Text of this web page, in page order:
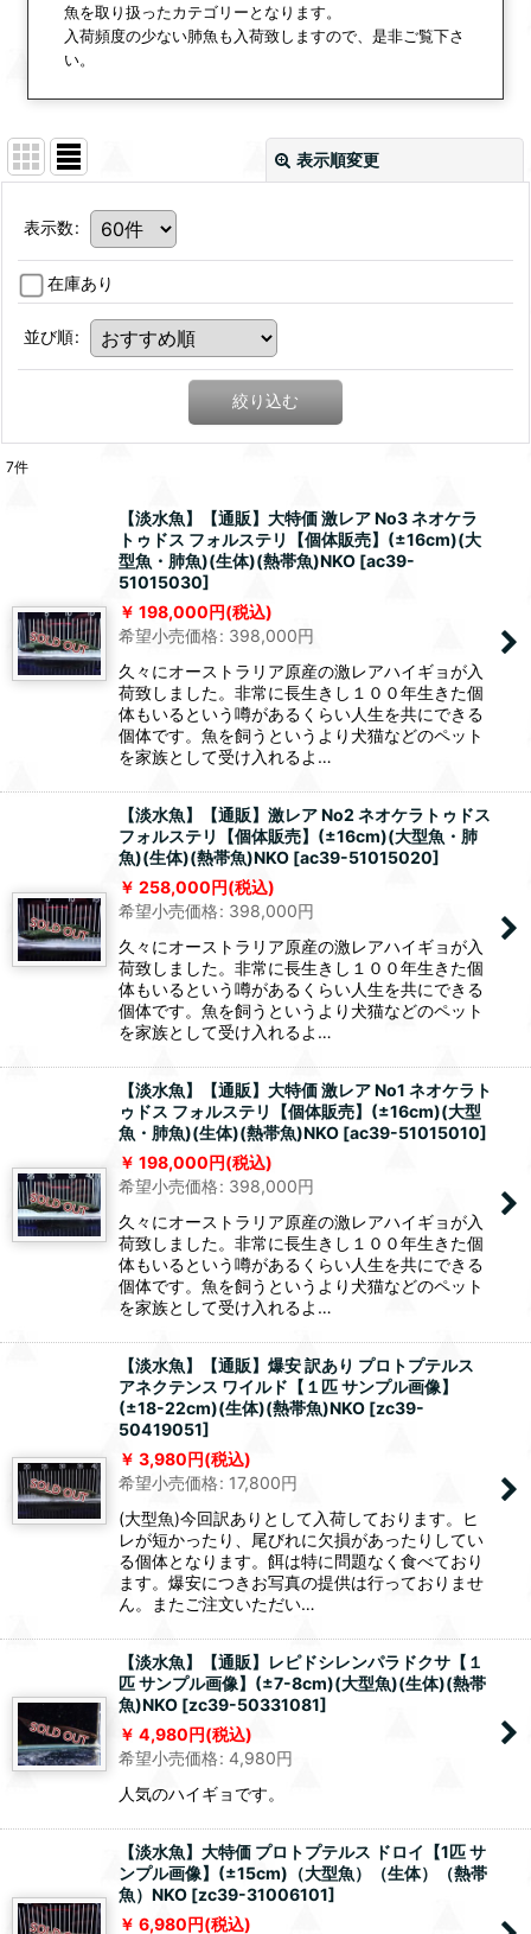
魚を取り扱ったカテゴリーとなります。
入荷頻度の少ない肺魚も入荷致しますので、是非ご覧下さ
い。
表示順変更
表示数:
在庫あり
並び順:
絞り込む
7件
【淡水魚】【通販】大特価 激レア No3 ネオケラ
トゥドス フォルステリ【個体販売】(±16cm)(大
型魚・肺魚)(生体)(熱帯魚)NKO [ac39-
51015030]
198,000円(税込)
希望小売価格: 398,000円
久々にオーストラリア原産の激レアハイギョが入
荷致しました。非常に長生きし１００年生きた個
体もいるという噂があるくらい人生を共にできる
個体です。魚を飼うというより犬猫などのペット
を家族として受け入れるよ…
【淡水魚】【通販】激レア No2 ネオケラトゥドス
フォルステリ【個体販売】(±16cm)(大型魚・肺
魚)(生体)(熱帯魚)NKO [ac39-51015020]
258,000円(税込)
希望小売価格: 398,000円
久々にオーストラリア原産の激レアハイギョが入
荷致しました。非常に長生きし１００年生きた個
体もいるという噂があるくらい人生を共にできる
個体です。魚を飼うというより犬猫などのペット
を家族として受け入れるよ…
【淡水魚】【通販】大特価 激レア No1 ネオケラト
ゥドス フォルステリ【個体販売】(±16cm)(大型
魚・肺魚)(生体)(熱帯魚)NKO [ac39-51015010]
198,000円(税込)
希望小売価格: 398,000円
久々にオーストラリア原産の激レアハイギョが入
荷致しました。非常に長生きし１００年生きた個
体もいるという噂があるくらい人生を共にできる
個体です。魚を飼うというより犬猫などのペット
を家族として受け入れるよ…
【淡水魚】【通販】爆安 訳あり プロトプテルス
アネクテンス ワイルド【１匹 サンプル画像】
(±18-22cm)(生体)(熱帯魚)NKO [zc39-
50419051]
3,980円(税込)
希望小売価格: 17,800円
(大型魚)今回訳ありとして入荷しております。ヒ
レが短かったり、尾びれに欠損があったりしてい
る個体となります。餌は特に問題なく食べており
ます。爆安につきお写真の提供は行っておりませ
ん。またご注文いただい…
【淡水魚】【通販】レピドシレンパラドクサ【１
匹 サンプル画像】(±7-8cm)(大型魚)(生体)(熱帯
魚)NKO [zc39-50331081]
4,980円(税込)
希望小売価格: 4,980円
人気のハイギョです。
【淡水魚】大特価 プロトプテルス ドロイ【1匹 サ
ンプル画像】(±15cm)（大型魚）（生体）（熱帯
魚）NKO [zc39-31006101]
6,980円(税込)